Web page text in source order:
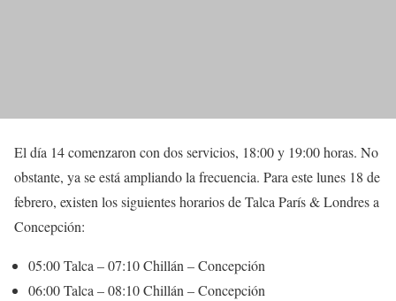
El día 14 comenzaron con dos servicios, 18:00 y 19:00 horas. No
obstante, ya se está ampliando la frecuencia. Para este lunes 18 de
febrero, existen los siguientes horarios de Talca París & Londres a
Concepción:
05:00 Talca – 07:10 Chillán – Concepción
06:00 Talca – 08:10 Chillán – Concepción